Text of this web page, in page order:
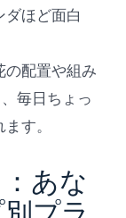
ほど面白
の配置や組み
毎日ちょっ
す。
あな